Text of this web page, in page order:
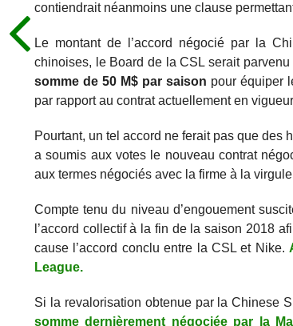
contiendrait néanmoins une clause
Le montant de l’accord négocié par la
chinoises, le Board de la CSL serait
somme de 50 M$ par saison pour équiper
par rapport au contrat actuellement en
Pourtant, un tel accord ne ferait pas que
a soumis aux votes le nouveau contrat
aux termes négociés avec la firme à la
Compte tenu du niveau d’engouement
l’accord collectif à la fin de la saison 2018
cause l’accord conclu entre la CSL et Nike.
League.
Si la revalorisation obtenue par la Chinese
somme dernièrement négociée par la